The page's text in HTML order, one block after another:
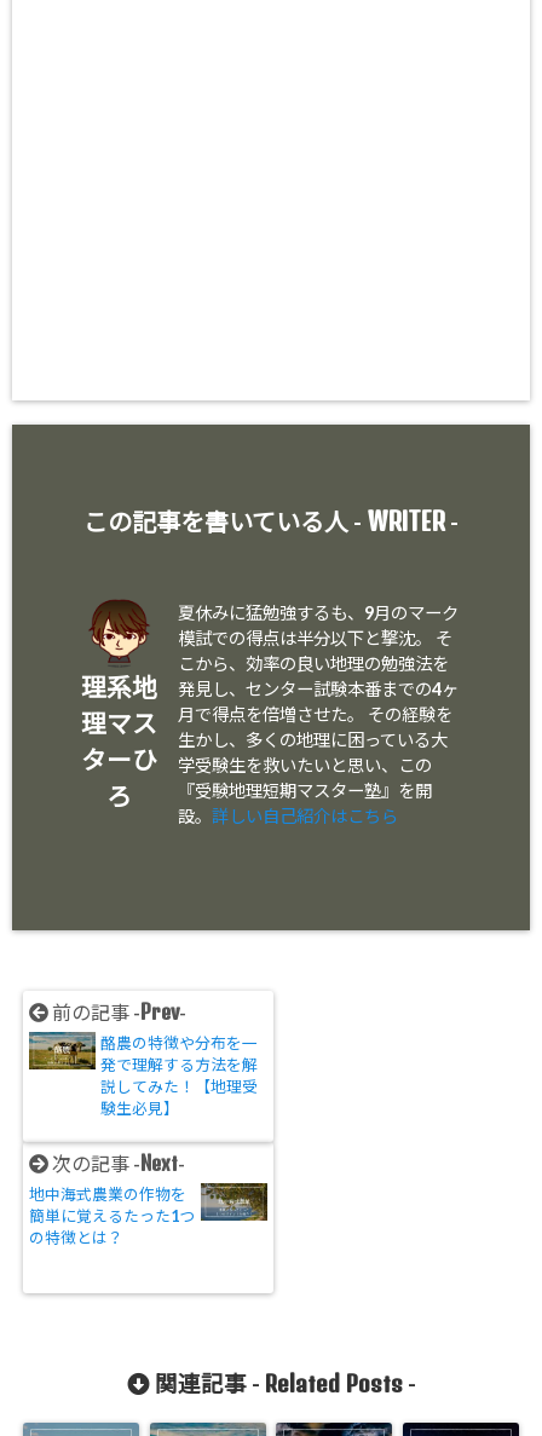
この記事を書いている人 - WRITER-
理系地
理マス
ターひ
ろ
夏休みに猛勉強するも、9月のマーク
模試での得点は半分以下と撃沈。 そ
こから、効率の良い地理の勉強法を
発見し、センター試験本番までの4ヶ
月で得点を倍増させた。 その経験を
生かし、多くの地理に困っている大
学受験生を救いたいと思い、この
『受験地理短期マスター塾』を開
設。 詳しい自己紹介はこちら
前の記事 - Prev-
酪農の特徴や分布を一
発で理解する方法を解
説してみた！【地理受
験生必見】
次の記事 - Next-
地中海式農業の作物を
簡単に覚えるたった1つ
の特徴とは？
関連記事 - Related Posts-